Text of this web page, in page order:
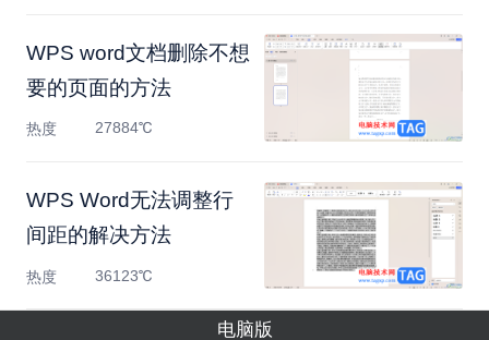
WPS word文档删除不想
要的页面的方法
热度 27884℃
WPS Word无法调整行
间距的解决方法
热度 36123℃
电脑版